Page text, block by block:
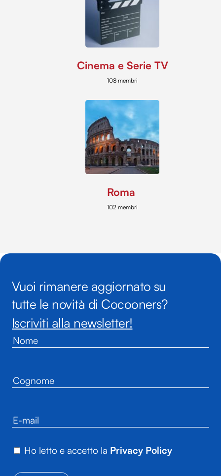
Cinema e Serie TV
108 membri
Roma
102 membri
Vuoi rimanere aggiornato su
tutte le novità di Cocooners?
Iscriviti alla newsletter!
Ho letto e accetto la Privacy Policy